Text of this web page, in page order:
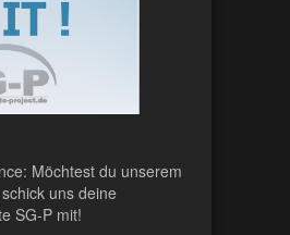
Möchtest du unserem
uns deine
SG-P mit!